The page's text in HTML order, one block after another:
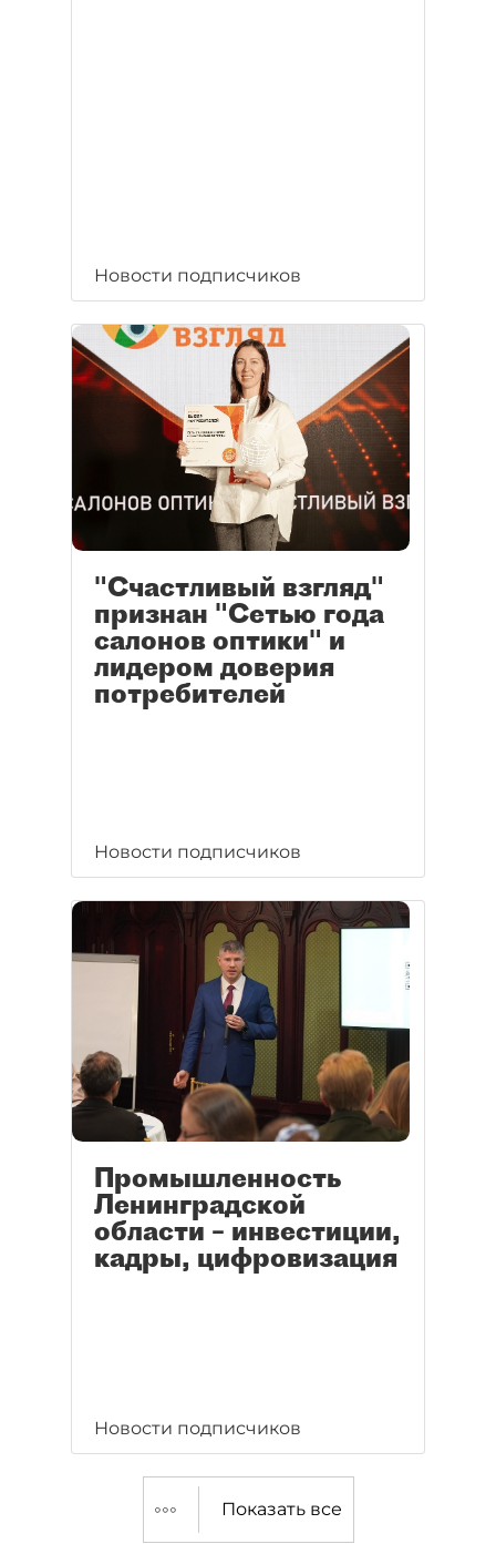
Новости подписчиков
"Счастливый взгляд"
признан "Сетью года
салонов оптики" и
лидером доверия
потребителей
Новости подписчиков
Промышленность
Ленинградской
области – инвестиции,
кадры, цифровизация
Новости подписчиков
Показать все